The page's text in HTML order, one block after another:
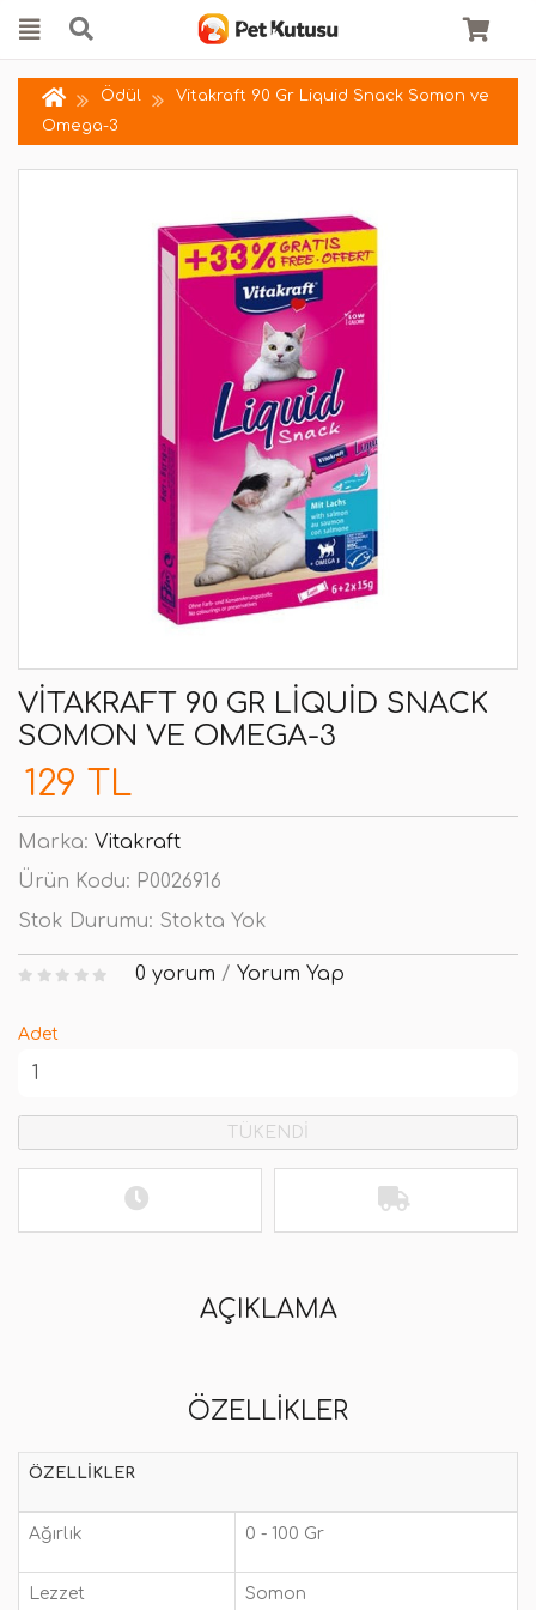
Ödül
Vitakraft 90 Gr Liquid Snack Somon ve
Omega-3
VITAKRAFT 90 GR LIQUID SNACK
SOMON VE OMEGA-3
129 TL
Marka: Vitakraft
Ürün Kodu: P0026916
Stok Durumu: Stokta Yok
0 yorum / Yorum Yap
Adet
TÜKENDİ
AÇIKLAMA
ÖZELLIKLER
ÖZELLIKLER
Ağırlık 0 - 100 Gr
Lezzet Somon